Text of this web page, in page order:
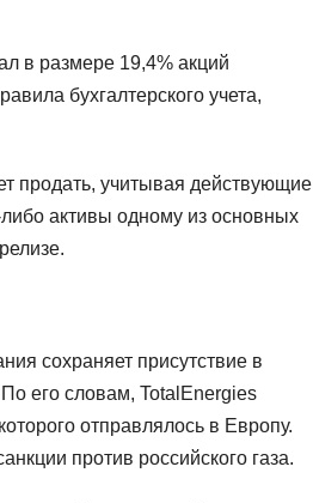
в размере 19,4% акций
бухгалтерского учета,
продать, учитывая действующие
активы одному из основных
сохраняет присутствие в
его словам, TotalEnergies
отправлялось в Европу.
против российского газа.